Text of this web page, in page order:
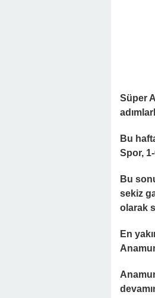
Süper
Bu
Spor,
Bu
sekiz
olarak
En